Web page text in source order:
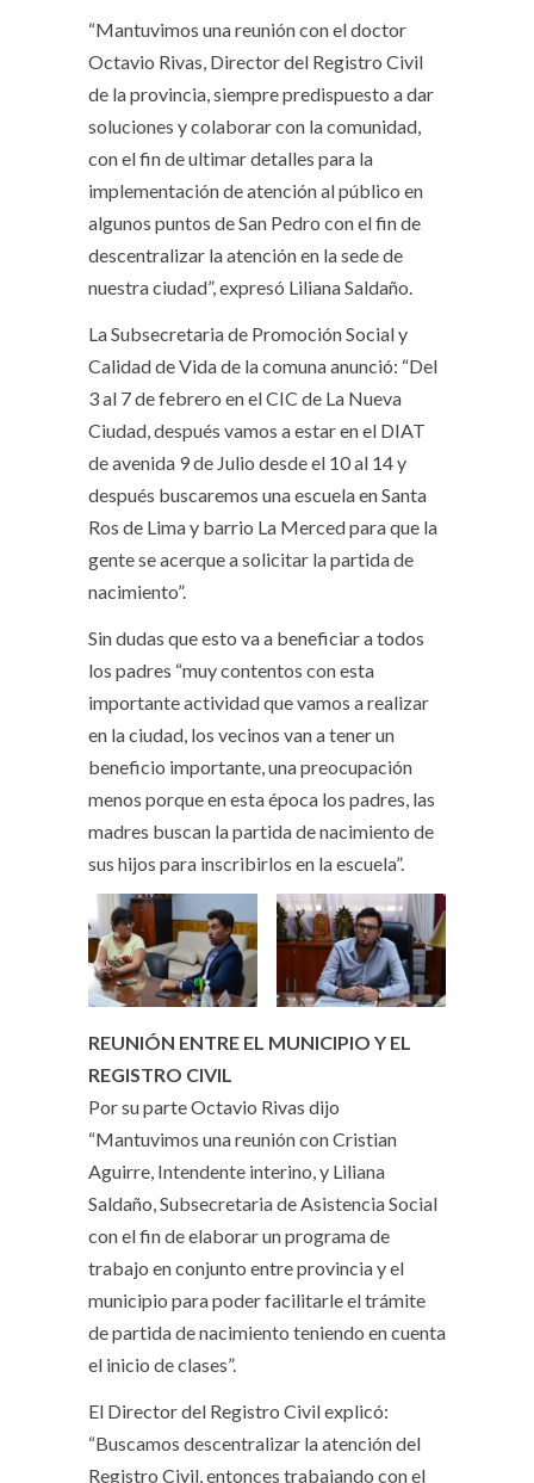
“Mantuvimos una reunión con el doctor
Octavio Rivas, Director del Registro Civil
de la provincia, siempre predispuesto a dar
soluciones y colaborar con la comunidad,
con el fin de ultimar detalles para la
implementación de atención al público en
algunos puntos de San Pedro con el fin de
descentralizar la atención en la sede de
nuestra ciudad”, expresó Liliana Saldaño.
La Subsecretaria de Promoción Social y
Calidad de Vida de la comuna anunció: “Del
3 al 7 de febrero en el CIC de La Nueva
Ciudad, después vamos a estar en el DIAT
de avenida 9 de Julio desde el 10 al 14 y
después buscaremos una escuela en Santa
Ros de Lima y barrio La Merced para que la
gente se acerque a solicitar la partida de
nacimiento”.
Sin dudas que esto va a beneficiar a todos
los padres “muy contentos con esta
importante actividad que vamos a realizar
en la ciudad, los vecinos van a tener un
beneficio importante, una preocupación
menos porque en esta época los padres, las
madres buscan la partida de nacimiento de
sus hijos para inscribirlos en la escuela”.
REUNIÓN ENTRE EL MUNICIPIO Y EL
REGISTRO CIVIL
Por su parte Octavio Rivas dijo
“Mantuvimos una reunión con Cristian
Aguirre, Intendente interino, y Liliana
Saldaño, Subsecretaria de Asistencia Social
con el fin de elaborar un programa de
trabajo en conjunto entre provincia y el
municipio para poder facilitarle el trámite
de partida de nacimiento teniendo en cuenta
el inicio de clases”.
El Director del Registro Civil explicó:
“Buscamos descentralizar la atención del
Registro Civil, entonces trabajando con el